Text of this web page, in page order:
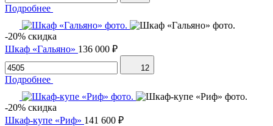
Подробнее
-20% скидка
Шкаф «Гальяно» 136 000 ₽
12
Подробнее
-20% скидка
Шкаф-купе «Риф» 141 600 ₽